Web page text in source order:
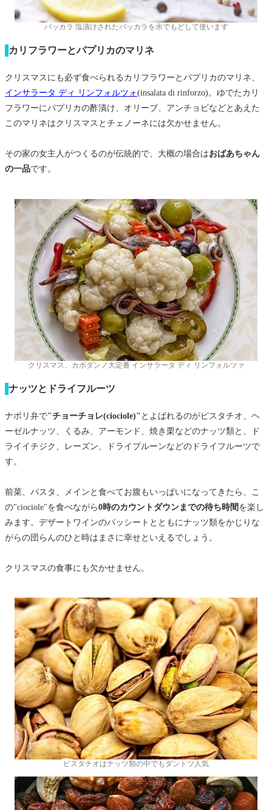
バッカラ 塩漬けされたバッカラを水でもどして使います
カリフラワーとパプリカのマリネ
クリスマスにも必ず食べられるカリフラワーとパプリカのマリネ、
インサラータ ディ リンフォルツォ(insalata di rinforzo)。ゆでたカリ
フラワーにパプリカの酢漬け、オリーブ、アンチョビなどとあえた
このマリネはクリスマスとチェノーネには欠かせません。
その家の女主人がつくるのが伝統的で、大概の場合はおばあちゃん
の一品です。
クリスマス、カポダンノ大定番 インサラータ ディ リンフォルツァ
ナッツとドライフルーツ
ナポリ弁で"チョーチョレ(ciociole)"とよばれるのがピスタチオ、ヘ
ーゼルナッツ、くるみ、アーモンド、焼き栗などのナッツ類と、ド
ライイチジク、レーズン、ドライプルーンなどのドライフルーツで
す。
前菜、パスタ、メインと食べてお腹もいっぱいになってきたら、こ
の"ciociole"を食べながら0時のカウントダウンまでの待ち時間を楽し
みます。デザートワインのパッシートとともにナッツ類をかじりな
がらの団らんのひと時はまさに幸せといえるでしょう。
クリスマスの食事にも欠かせません。
ピスタチオはナッツ類の中でもダントツ人気